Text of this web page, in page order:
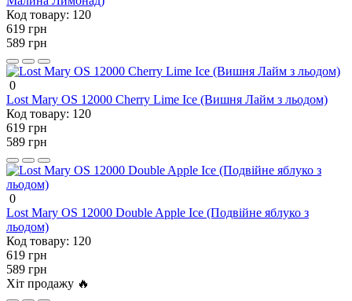
Код товару: 120
619 грн
589 грн
0
Lost Mary OS 12000 Cherry Lime Ice (Вишня Лайм з льодом)
Код товару: 120
619 грн
589 грн
0
Lost Mary OS 12000 Double Apple Ice (Подвійне яблуко з
льодом)
Код товару: 120
619 грн
589 грн
Хіт продажу 🔥